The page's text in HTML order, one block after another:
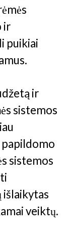
ir
puikiai
ir
sistemos
papildomo
sistemos
išlaikytas
veiktų.